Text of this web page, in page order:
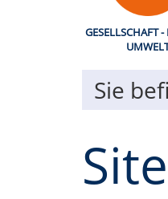
GESELLSCHAFT
Sie